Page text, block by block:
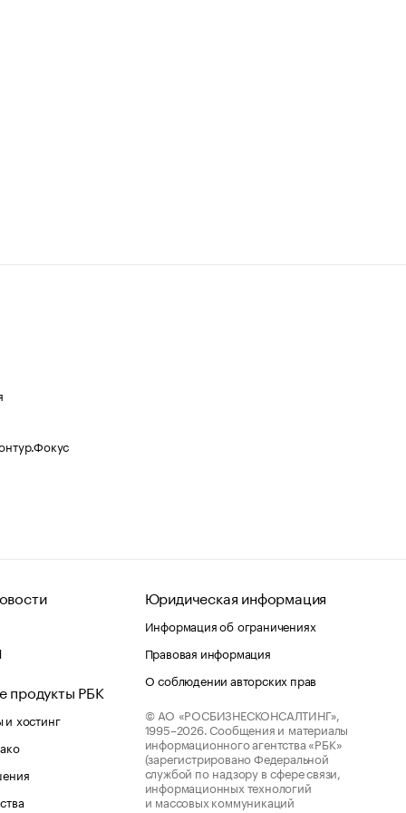
продукты РБК
хостинг
Юридическая информация
Информация об ограничениях
Правовая информация
О соблюдении авторских прав
© АО «РОСБИЗНЕСКОНСАЛТИНГ»,
1995–2026. Сообщения и материалы
информационного агентства «РБК»
(зарегистрировано Федеральной
службой по надзору в сфере связи,
информационных технологий
и массовых коммуникаций